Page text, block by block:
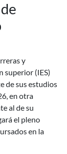
y
superior (IES)
de sus estudios
en otra
al de su
el pleno
en la